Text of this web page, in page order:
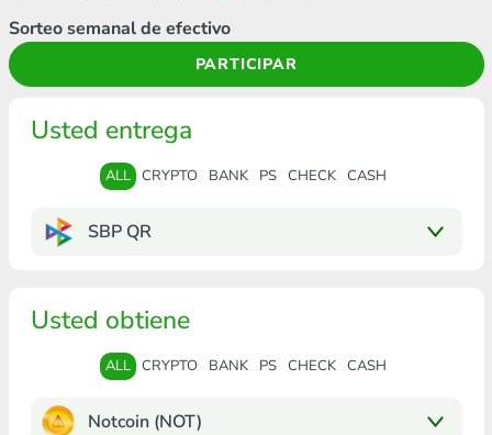
Sorteo semanal de efectivo
PARTICIPAR
Usted entrega
ALL CRYPTO BANK PS CHECK CASH
SBP QR
Usted obtiene
ALL CRYPTO BANK PS CHECK CASH
Notcoin (NOT)